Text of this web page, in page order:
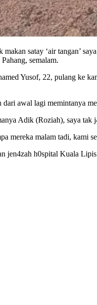
satay ‘air tangan’
semalam.
Yusof, 22, pulang ke
awal lagi memintanya
Adik (Roziah), saya tak
mereka malam tadi, kami
jen4zah h0spital Kuala